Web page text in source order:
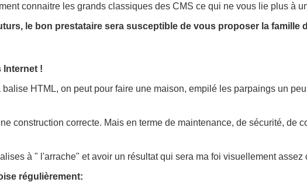
connaitre les grands classiques des CMS ce qui ne vous lie plus à
le bon prestataire sera susceptible de vous proposer la famille
Internet !
HTML, on peut pour faire une maison, empilé les parpaings un
construction correcte. Mais en terme de maintenance, de sécurité, de
à " l'arrache" et avoir un résultat qui sera ma foi visuellement assez
régulièrement: